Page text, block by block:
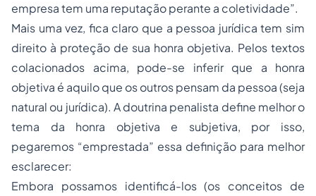
empresa tem uma reputação perante a coletividade”.
Mais uma vez, fica claro que a pessoa jurídica tem sim
direito à proteção de sua honra objetiva. Pelos textos
colacionados acima, pode-se inferir que a honra
objetiva é aquilo que os outros pensam da pessoa (seja
natural ou jurídica). A doutrina penalista define melhor o
tema da honra objetiva e subjetiva, por isso,
pegaremos “emprestada” essa definição para melhor
esclarecer:
Embora possamos identificá-los (os conceitos de